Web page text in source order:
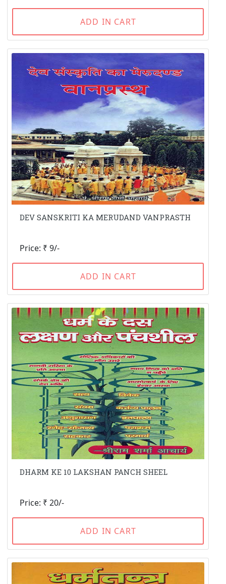
ADD IN CART
DEV SANSKRITI KA MERUDAND VANPRASTH
Price: ₹ 9/-
ADD IN CART
DHARM KE 10 LAKSHAN PANCH SHEEL
Price: ₹ 20/-
ADD IN CART